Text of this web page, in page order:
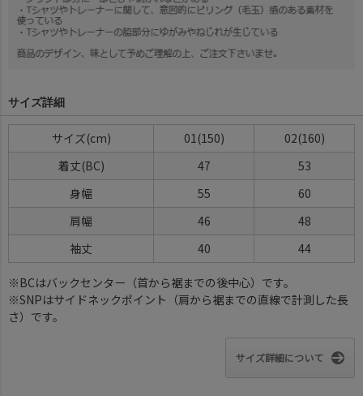
サイズ詳細
サイズ(cm) 01(150)
02(160)
着丈(BC)
47
53
身幅
55
60
肩幅
46
48
袖丈
40 44
※BCはバックセンター（首から裾までの後中心）です。
※SNPはサイドネックポイント（肩から裾までの直線で計測した長
さ）です。
サイズ詳細について